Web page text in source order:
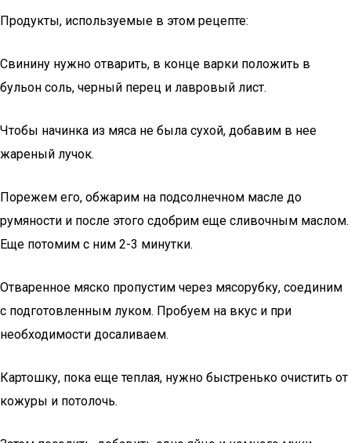
Продукты, используемые в этом рецепте:
Свинину нужно отварить, в конце варки положить в
бульон соль, черный перец и лавровый лист.
Чтобы начинка из мяса не была сухой, добавим в нее
жареный лучок.
Порежем его, обжарим на подсолнечном масле до
румяности и после этого сдобрим еще сливочным маслом.
Еще потомим с ним 2-3 минутки.
Отваренное мяско пропустим через мясорубку, соединим
с подготовленным луком. Пробуем на вкус и при
необходимости досаливаем.
Картошку, пока еще теплая, нужно быстренько очистить от
кожуры и потолочь.